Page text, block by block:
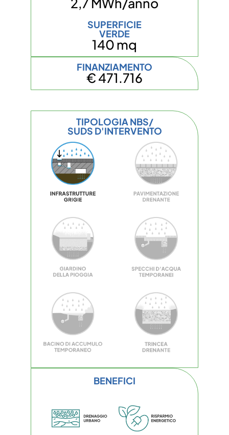
SUPERFICIE
VERDE
140 mq
FINANZIAMENTO
€ 471.716
TIPOLOGIA NBS/
SUDS D'INTERVENTO
BENEFICI